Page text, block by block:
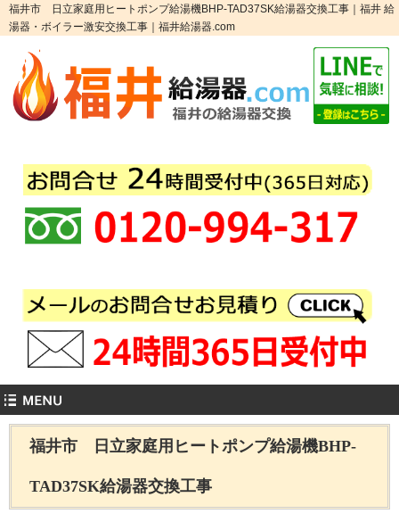
福井市 日立家庭用ヒートポンプ給湯機BHP-TAD37SK給湯器交換工事｜福井 給
湯器・ボイラー激安交換工事｜福井給湯器.com
福井市 日立家庭用ヒートポンプ給湯機BHP-
TAD37SK給湯器交換工事